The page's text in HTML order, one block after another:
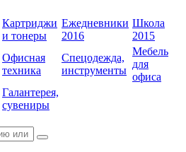
Картриджи
и тонеры
Ежедневники
2016
Школа
2015
Офисная
техника
Спецодежда,
инструменты
Мебель
для
офиса
Галантерея,
сувениры